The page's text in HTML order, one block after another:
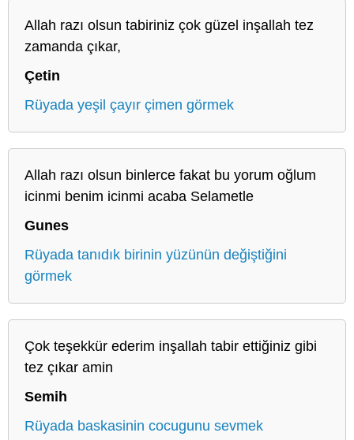
Allah razı olsun tabiriniz çok güzel inşallah tez
zamanda çıkar,
Çetin
Rüyada yeşil çayır çimen görmek
Allah razı olsun binlerce fakat bu yorum oğlum
icinmi benim icinmi acaba Selametle
Gunes
Rüyada tanıdık birinin yüzünün değiştiğini
görmek
Çok teşekkür ederim inşallah tabir ettiğiniz gibi
tez çıkar amin
Semih
Rüyada baskasinin cocugunu sevmek